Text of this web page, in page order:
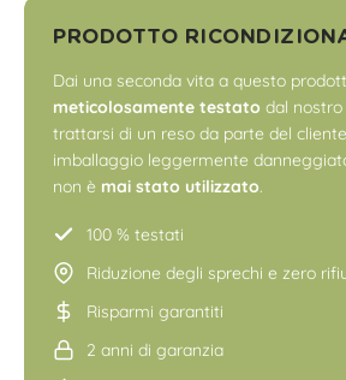
PRODOTTO
Dai una seconda vita a questo
meticolosamente testato dal
trattarsi di un reso da parte del
imballaggio leggermente
non è mai stato utilizzato.
100 % testati
Riduzione degli sprechi e zero
Risparmi garantiti
2 anni di garanzia